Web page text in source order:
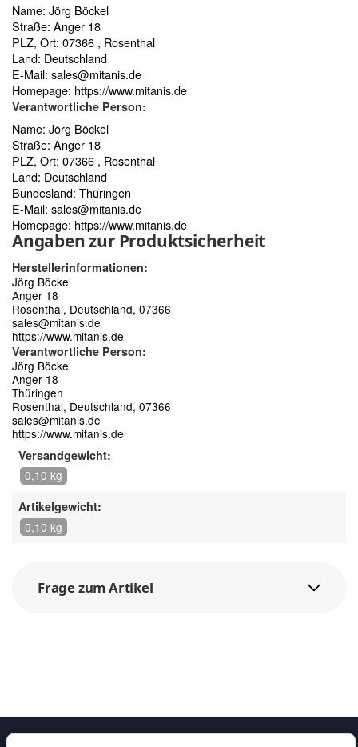
Name: Jörg Böckel
Straße: Anger 18
PLZ, Ort: 07366 , Rosenthal
Land: Deutschland
E-Mail: sales@mitanis.de
Homepage: https://www.mitanis.de
Verantwortliche Person:
Name: Jörg Böckel
Straße: Anger 18
PLZ, Ort: 07366 , Rosenthal
Land: Deutschland
Bundesland: Thüringen
E-Mail: sales@mitanis.de
Homepage: https://www.mitanis.de
Angaben zur Produktsicherheit
Herstellerinformationen:
Jörg Böckel
Anger 18
Rosenthal, Deutschland, 07366
sales@mitanis.de
https://www.mitanis.de
Verantwortliche Person:
Jörg Böckel
Anger 18
Thüringen
Rosenthal, Deutschland, 07366
sales@mitanis.de
https://www.mitanis.de
Versandgewicht:
0,10 kg
Artikelgewicht:
0,10 kg
Frage zum Artikel